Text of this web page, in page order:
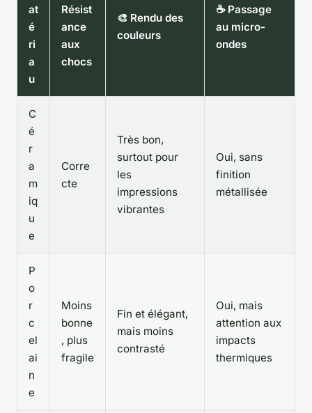
at
é
ri
a
u
Résist
ance
aux
chocs
🎨 Rendu des
couleurs
☕ Passage
au micro-
ondes
C
é
r
a
m
iq
u
e
Corre
cte
Très bon,
surtout pour
les
impressions
vibrantes
Oui, sans
finition
métallisée
P
o
r
c
el
ai
n
e
Moins
bonne
, plus
fragile
Fin et élégant,
mais moins
contrasté
Oui, mais
attention aux
impacts
thermiques